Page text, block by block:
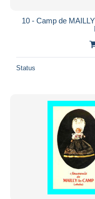
10 - Camp de
Status